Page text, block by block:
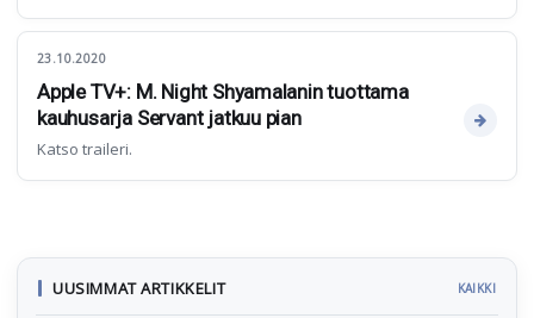
23.10.2020
Apple TV+: M. Night Shyamalanin tuottama
kauhusarja Servant jatkuu pian
Katso traileri.
UUSIMMAT ARTIKKELIT KAIKKI